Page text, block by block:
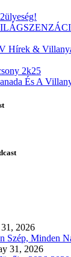
Hírek &
2k25
És A
2026
Szép, Minden
31, 2026